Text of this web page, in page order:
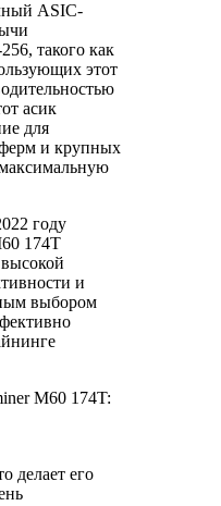
ASIC-
такого как
этот
асик
для
и крупных
году
174T
и
выбором
M60 174T:
делает его